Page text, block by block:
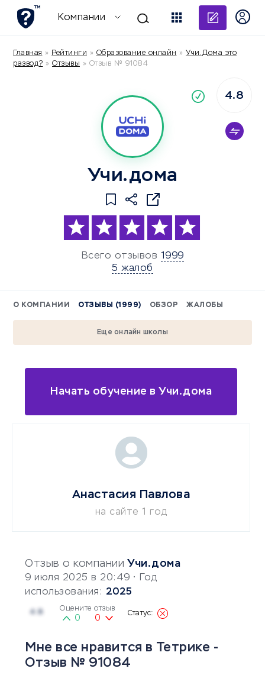
Компании
Главная » Рейтинги » Образование онлайн » Учи.Дома это
развод? » Отзывы » Отзыв № 91084
Учи.дома
Всего отзывов 1999
5 жалоб
4.8
О КОМПАНИИ ОТЗЫВЫ (1999) ОБЗОР ЖАЛОБЫ
Еще онлайн школы
Начать обучение в Учи.дома
Отзыв о компании Учи.дома
9 июля 2025 в 20:49 • Год
использования: 2025
Оцените отзыв
0 0
Мне все нравится в Тетрике -
Отзыв № 91084
Анастасия Павлова
на сайте 1 год